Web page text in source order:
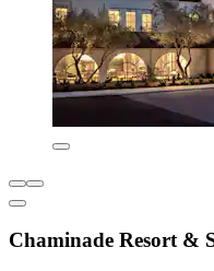
Chaminade Resort &